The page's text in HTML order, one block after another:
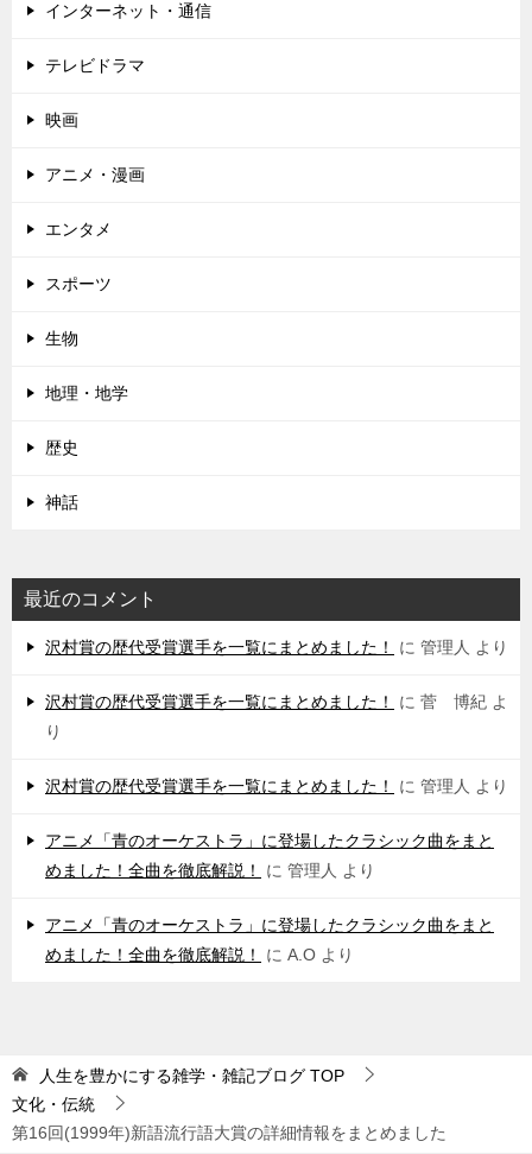
インターネット・通信
テレビドラマ
映画
アニメ・漫画
エンタメ
スポーツ
生物
地理・地学
歴史
神話
最近のコメント
沢村賞の歴代受賞選手を一覧にまとめました！ に 管理人 より
沢村賞の歴代受賞選手を一覧にまとめました！ に 菅 博紀 よ
り
沢村賞の歴代受賞選手を一覧にまとめました！ に 管理人 より
アニメ「青のオーケストラ」に登場したクラシック曲をまと
めました！全曲を徹底解説！
に 管理人 より
アニメ「青のオーケストラ」に登場したクラシック曲をまと
めました！全曲を徹底解説！
に A.O より
人生を豊かにする雑学・雑記ブログ TOP
文化・伝統
第16回(1999年)新語流行語大賞の詳細情報をまとめました